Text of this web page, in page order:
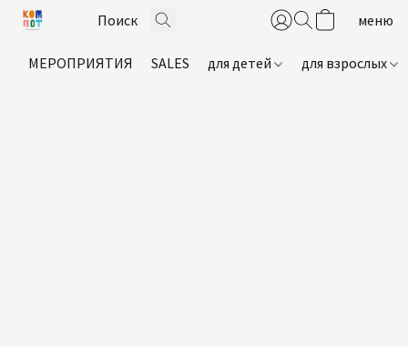
МЕРОПРИЯТИЯ SALES для детей для взрослых